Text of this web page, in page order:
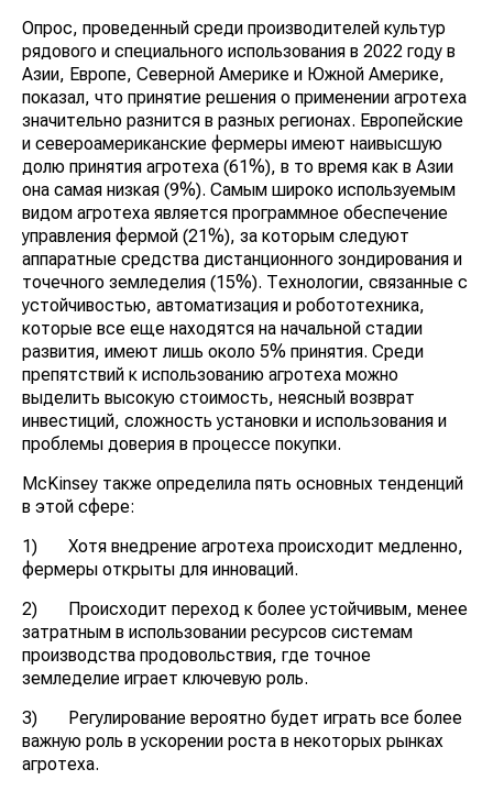
Опрос, проведенный среди производителей культур
рядового и специального использования в 2022 году в
Азии, Европе, Северной Америке и Южной Америке,
показал, что принятие решения о применении агротеха
значительно разнится в разных регионах. Европейские
и североамериканские фермеры имеют наивысшую
долю принятия агротеха (61%), в то время как в Азии
она самая низкая (9%). Самым широко используемым
видом агротеха является программное обеспечение
управления фермой (21%), за которым следуют
аппаратные средства дистанционного зондирования и
точечного земледелия (15%). Технологии, связанные с
устойчивостью, автоматизация и робототехника,
которые все еще находятся на начальной стадии
развития, имеют лишь около 5% принятия. Среди
препятствий к использованию агротеха можно
выделить высокую стоимость, неясный возврат
инвестиций, сложность установки и использования и
проблемы доверия в процессе покупки.
McKinsey также определила пять основных тенденций
в этой сфере:
1) Хотя внедрение агротеха происходит медленно,
фермеры открыты для инноваций.
2) Происходит переход к более устойчивым, менее
затратным в использовании ресурсов системам
производства продовольствия, где точное
земледелие играет ключевую роль.
3) Регулирование вероятно будет играть все более
важную роль в ускорении роста в некоторых рынках
агротеха.